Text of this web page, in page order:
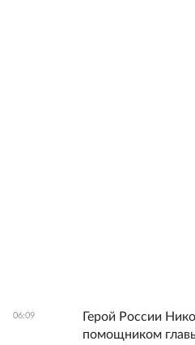
06:09
Герой России
помощником